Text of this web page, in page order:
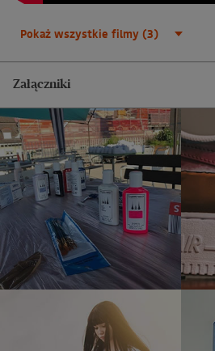
Pokaż wszystkie filmy (3)
Załączniki